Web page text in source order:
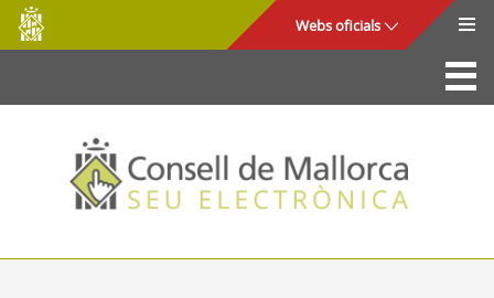
Salta al contingut principal
Consell
de
Mallorca
Webs oficials
La Seu
Consell de Mallorca
Accés i seguretat
Utilitats